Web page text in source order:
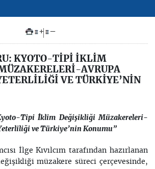
+ –
KYOTO-TİPİ İKLİM
AVRUPA
VE TÜRKİYE’NİN
Tipi İklim Değişikliği Müzakereleri-
ve Türkiye’nin Konumu”
İlge Kıvılcım tarafından hazırlanan
müzakere süreci çerçevesinde,